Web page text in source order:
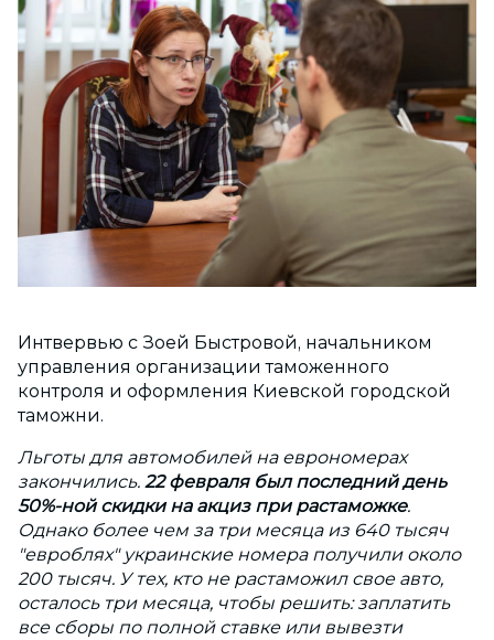
Интвервью с Зоей Быстровой, начальником
управления организации таможенного
контроля и оформления Киевской городской
таможни.
Льготы для автомобилей на еврономерах
закончились. 22 февраля был последний день
50%-ной скидки на акциз при растаможке.
Однако более чем за три месяца из 640 тысяч
"евроблях" украинские номера получили около
200 тысяч. У тех, кто не растаможил свое авто,
осталось три месяца, чтобы решить: заплатить
все сборы по полной ставке или вывезти